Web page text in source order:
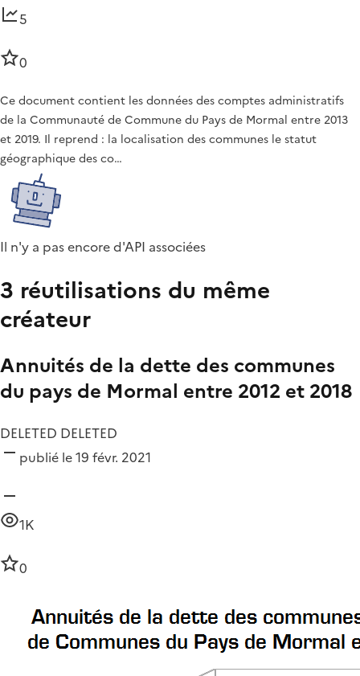
5
0
Ce document contient les données des comptes administratifs
de la Communauté de Commune du Pays de Mormal entre 2013
et 2019. Il reprend : la localisation des communes le statut
géographique des co…
Il n'y a pas encore d'API associées
3 réutilisations du même
créateur
Annuités de la dette des communes
du pays de Mormal entre 2012 et 2018
DELETED DELETED
publié le 19 févr. 2021
1K
0